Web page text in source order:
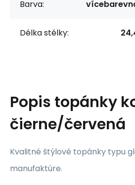
Barva:
Délka stélky:
Popis topánky
čierne/červená
Kvalitné štýlové topánky typu
manufaktúre.